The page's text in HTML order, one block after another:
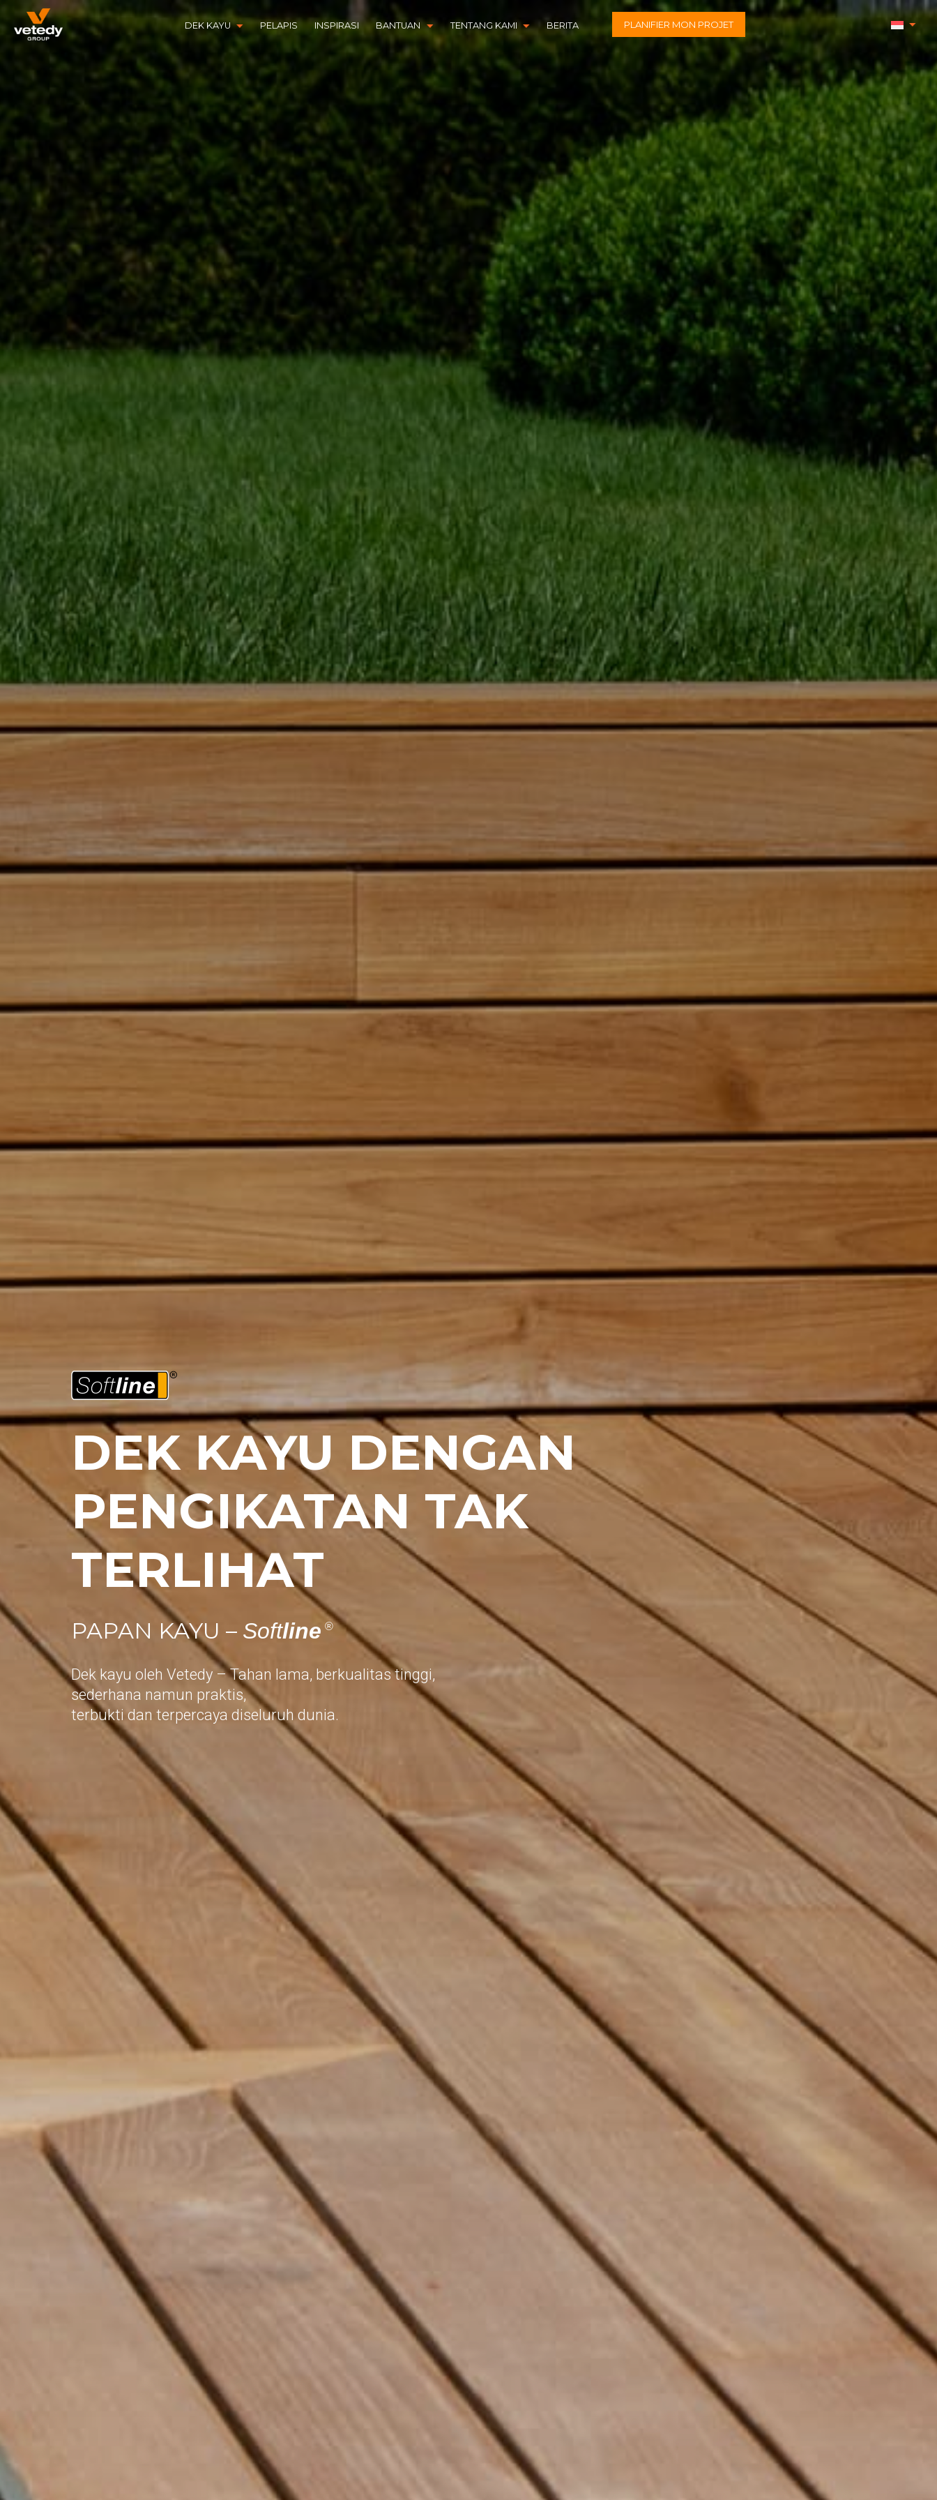
DEK KAYU
STRUCTURE BOIS
STRUCTURE ALUMINIUM
TECHNIDECK
PELAPIS INSPIRASI
BANTUAN
DOWNLOAD CENTER
TENTANG KAMI
BERITA PLANIFIER MON PROJET
DEK KAYU DENGAN
PENGIKATAN TAK
TERLIHAT
PAPAN KAYU – Softline ®
Dek kayu oleh Vetedy – Tahan lama, berkualitas tinggi,
sederhana namun praktis,
terbukti dan terpercaya diseluruh dunia.